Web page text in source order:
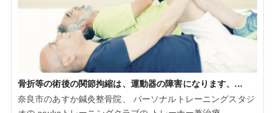
骨折等の術後の関節拘縮は、運動器の障害になります、...
奈良市のあすか鍼灸整骨院、 パーソナルトレーニングスタジ